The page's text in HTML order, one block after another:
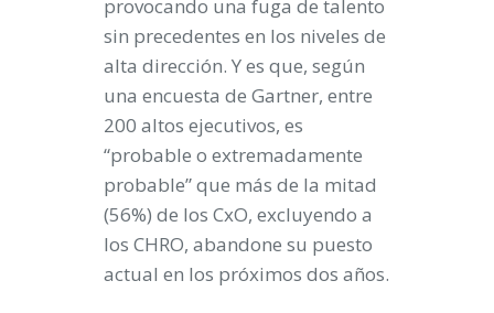
provocando una fuga de talento
sin precedentes en los niveles de
alta dirección. Y es que, según
una encuesta de Gartner, entre
200 altos ejecutivos, es
“probable o extremadamente
probable” que más de la mitad
(56%) de los CxO, excluyendo a
los CHRO, abandone su puesto
actual en los próximos dos años.